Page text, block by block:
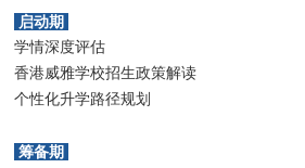
启动期
学情深度评估
香港威雅学校招生政策解读
个性化升学路径规划
筹备期